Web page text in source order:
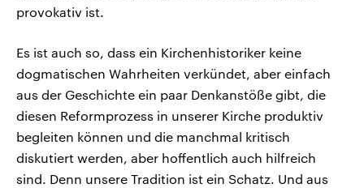
provokativ ist.
Es ist auch so, dass ein Kirchenhistoriker keine
dogmatischen Wahrheiten verkündet, aber einfach
aus der Geschichte ein paar Denkanstöße gibt, die
diesen Reformprozess in unserer Kirche produktiv
begleiten können und die manchmal kritisch
diskutiert werden, aber hoffentlich auch hilfreich
sind. Denn unsere Tradition ist ein Schatz. Und aus